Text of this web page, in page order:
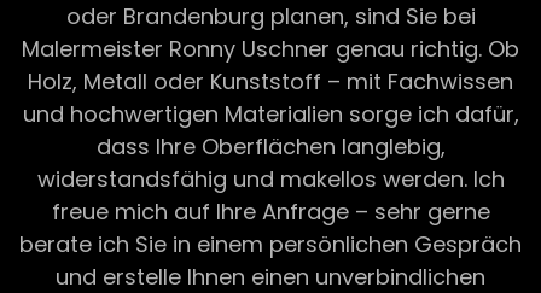
oder Brandenburg planen, sind Sie bei
Malermeister Ronny Uschner genau richtig. Ob
Holz, Metall oder Kunststoff – mit Fachwissen
und hochwertigen Materialien sorge ich dafür,
dass Ihre Oberflächen langlebig,
widerstandsfähig und makellos werden. Ich
freue mich auf Ihre Anfrage – sehr gerne
berate ich Sie in einem persönlichen Gespräch
und erstelle Ihnen einen unverbindlichen